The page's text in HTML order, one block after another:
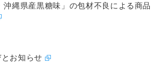
縄県産黒糖味」の包材不良による商品
お知らせ